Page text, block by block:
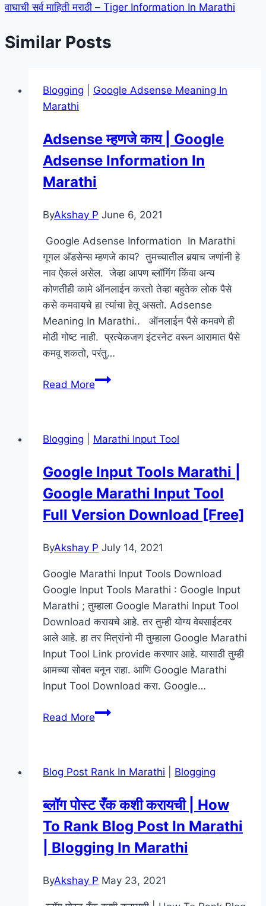
वाघाची सर्व माहिती मराठी – Tiger Information In Marathi
Similar Posts
Blogging
Google Adsense Meaning In
Marathi
Adsense म्हणजे काय | Google
Adsense Information In
Marathi
ByAkshay P June 6, 2021
Google Adsense Information In Marathi
गूगल अ‍ॅडसेन्स म्हणजे काय? तुमच्यातील बर्‍याच जणांनी हे
नाव ऐकलं असेल. जेव्हा आपण ब्लॉगिंग किंवा अन्य
कोणतीही कामे ऑनलाईन करतो तेव्हा बहुतेक लोक पैसे
कसे कमवायचे हा त्यांचा हेतू असतो. Adsense
Meaning In Marathi.. ऑनलाईन पैसे कमवणे ही
मोठी गोष्ट नाही. प्रत्येकजण इंटरनेट वरून आरामात पैसे
कमवू शकतो, परंतु…
Read MoreAdsense
Google
Information
In
Marathi
Blogging Marathi Input Tool
Google Input Tools Marathi |
Google Marathi Input Tool
Full Version Download [Free]
ByAkshay P July 14, 2021
Google Marathi Input Tools Download
Google Input Tools Marathi : Google Input
Marathi ; तुम्हाला Google Marathi Input Tool
Download करायचे आहे. तर तुम्ही योग्य वेबसाईटवर
आले आहे. हा तर मित्रांनो मी तुम्हाला Google Marathi
Input Tool Link provide करणार आहे. यासाठी तुम्ही
आमच्या सोबत बनून राहा. आणि Google Marathi
Input Tool Download करा. Google…
Read MoreGoogle
|
Marathi
Input
Tool
Full
Download
[Free]
Blog Post Rank In Marathi Blogging
ब्लॉग पोस्ट रँक कशी करायची | How
To Rank Blog Post In Marathi
| Blogging In Marathi
ByAkshay P May 23, 2021